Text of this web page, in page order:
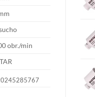
obr./min